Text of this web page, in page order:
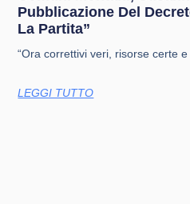
Pubblicazione Del
La Partita”
“Ora correttivi veri, risorse certe
LEGGI TUTTO